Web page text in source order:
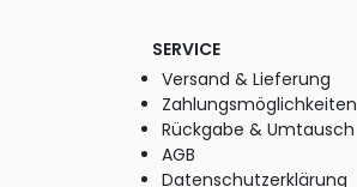
SERVICE
Versand & Lieferung
Zahlungsmöglichkeiten
Rückgabe & Umtausch
AGB
Datenschutzerklärung